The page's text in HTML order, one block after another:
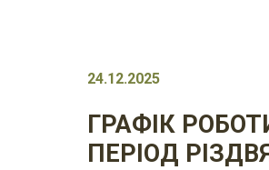
24.12.2025
ГРАФІК
ПЕРІОД